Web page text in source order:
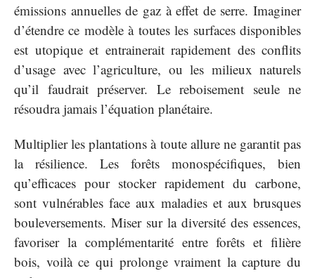
émissions annuelles de gaz à effet de serre. Imaginer
d’étendre ce modèle à toutes les surfaces disponibles
est utopique et entrainerait rapidement des conflits
d’usage avec l’agriculture, ou les milieux naturels
qu’il faudrait préserver. Le reboisement seule ne
résoudra jamais l’équation planétaire.
Multiplier les plantations à toute allure ne garantit pas
la résilience. Les forêts monospécifiques, bien
qu’efficaces pour stocker rapidement du carbone,
sont vulnérables face aux maladies et aux brusques
bouleversements. Miser sur la diversité des essences,
favoriser la complémentarité entre forêts et filière
bois, voilà ce qui prolonge vraiment la capture du